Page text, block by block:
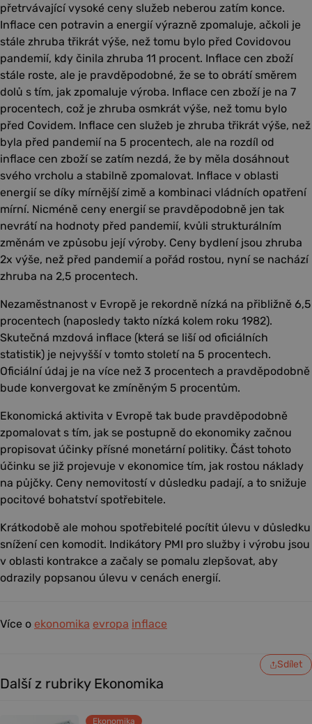
přetrvávající vysoké ceny služeb neberou zatím konce.
Inflace cen potravin a energií výrazně zpomaluje, ačkoli je
stále zhruba třikrát výše, než tomu bylo před Covidovou
pandemií, kdy činila zhruba 11 procent. Inflace cen zboží
stále roste, ale je pravděpodobné, že se to obrátí směrem
dolů s tím, jak zpomaluje výroba. Inflace cen zboží je na 7
procentech, což je zhruba osmkrát výše, než tomu bylo
před Covidem. Inflace cen služeb je zhruba třikrát výše, než
byla před pandemií na 5 procentech, ale na rozdíl od
inflace cen zboží se zatím nezdá, že by měla dosáhnout
svého vrcholu a stabilně zpomalovat. Inflace v oblasti
energií se díky mírnější zimě a kombinaci vládních opatření
mírní. Nicméně ceny energií se pravděpodobně jen tak
nevrátí na hodnoty před pandemií, kvůli strukturálním
změnám ve způsobu její výroby. Ceny bydlení jsou zhruba
2x výše, než před pandemií a pořád rostou, nyní se nachází
zhruba na 2,5 procentech.
Nezaměstnanost v Evropě je rekordně nízká na přibližně 6,5
procentech (naposledy takto nízká kolem roku 1982).
Skutečná mzdová inflace (která se liší od oficiálních
statistik) je nejvyšší v tomto století na 5 procentech.
Oficiální údaj je na více než 3 procentech a pravděpodobně
bude konvergovat ke zmíněným 5 procentům.
Ekonomická aktivita v Evropě tak bude pravděpodobně
zpomalovat s tím, jak se postupně do ekonomiky začnou
propisovat účinky přísné monetární politiky. Část tohoto
účinku se již projevuje v ekonomice tím, jak rostou náklady
na půjčky. Ceny nemovitostí v důsledku padají, a to snižuje
pocitové bohatství spotřebitele.
Krátkodobě ale mohou spotřebitelé pocítit úlevu v důsledku
snížení cen komodit. Indikátory PMI pro služby i výrobu jsou
v oblasti kontrakce a začaly se pomalu zlepšovat, aby
odrazily popsanou úlevu v cenách energií.
Více o ekonomika evropa inflace
Sdílet
Další z rubriky Ekonomika
Ekonomika